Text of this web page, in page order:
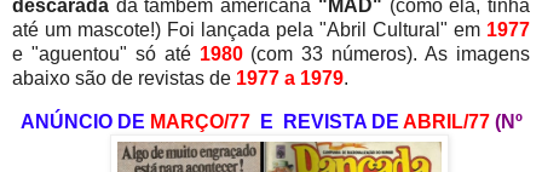
descarada da também americana "MAD" (como ela, tinha
até um mascote!) Foi lançada pela "Abril Cultural" em 1977
e "aguentou" só até 1980(com 33 números). As imagens
abaixo são de revistas de 1977 a 1979.
ANÚNCIO DE MARÇO/77E REVISTA DE ABRIL/77 (Nº